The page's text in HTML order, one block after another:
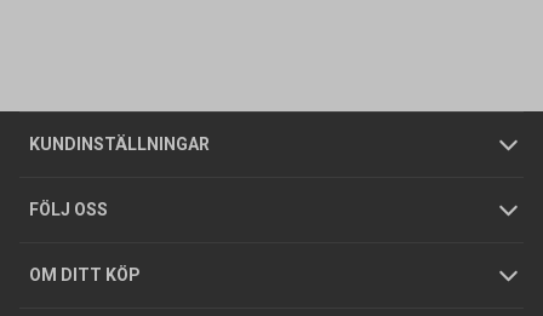
KUNDINSTÄLLNINGAR
Företagskund / Privatkund
FÖLJ OSS
OM DITT KÖP
Allmänna försäljningsvillkor
Integritetspolicy
GDPR
Butiker
Foldrar och kataloger
Köpguider
Om oss
Tjänster
Hållbarhet